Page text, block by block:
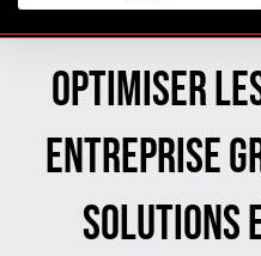
Optimiser
Entreprise
Solutions